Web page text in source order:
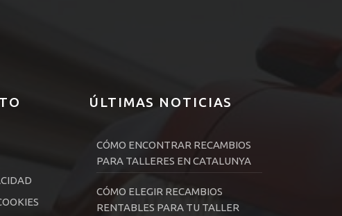
ÚLTIMAS NOTICIAS
CÓMO ENCONTRAR RECAMBIOS
PARA TALLERES EN CATALUNYA
CÓMO ELEGIR RECAMBIOS
RENTABLES PARA TU TALLER